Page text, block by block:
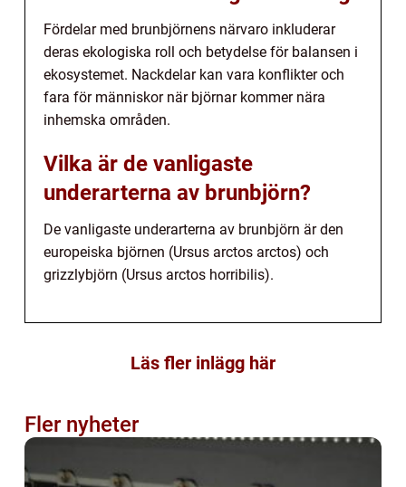
Fördelar med brunbjörnens närvaro inkluderar
deras ekologiska roll och betydelse för balansen i
ekosystemet. Nackdelar kan vara konflikter och
fara för människor när björnar kommer nära
inhemska områden.
Vilka är de vanligaste
underarterna av brunbjörn?
De vanligaste underarterna av brunbjörn är den
europeiska björnen (Ursus arctos arctos) och
grizzlybjörn (Ursus arctos horribilis).
Läs fler inlägg här
Fler nyheter